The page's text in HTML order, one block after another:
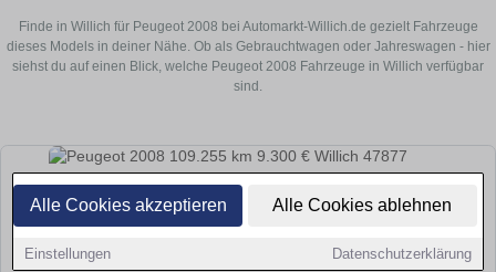
Alle Cookies akzeptieren Alle Cookies ablehnen
Einstellungen Datenschutzerklärung
Finde in Willich für Peugeot 2008 bei Automarkt-Willich.de gezielt Fahrzeuge
dieses Models in deiner Nähe. Ob als Gebrauchtwagen oder Jahreswagen - hier
siehst du auf einen Blick, welche Peugeot 2008 Fahrzeuge in Willich verfügbar
sind.